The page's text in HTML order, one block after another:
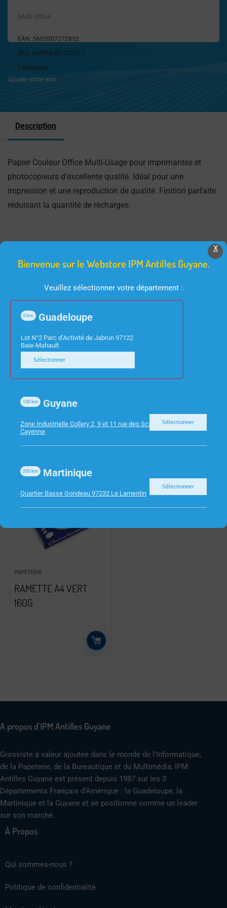
Multi Office
EAN: 5602007272852
SKU: RAMTA4BLC80G11
Catégories:
,
Ajouter votre avis
Description
Papier Couleur Office Multi-Usage pour imprimantes et
photocopieurs d’excellente qualité. Idéal pour une
impression et une reproduction de qualité. Finition parfaite
réduisant la quantité de recharges.
Produits Similaires
PAPETERIE
RAMETTE A4 JAUNE
SOLEIL 80G
PAPETERIE
AZUR 80G
PAPETERIE
RAMETTE A4 VERT
160G
A propos d'IPM Antilles Guyane
Grossiste à valeur ajoutée dans le monde de l’Informatique,
de la Papeterie, de la Bureautique et du Multimédia, IPM
Antilles Guyane est présent depuis 1987 sur les 3
Départements Français d’Amérique : la Guadeloupe, la
Martinique et la Guyane et se positionne comme un leader
sur son marché.
À Propos
Qui sommes-nous ?
Politique de confidentialité
X
Bienvenue sur le Webstore IPM Antilles Guyane.
Veuillez sélectionner votre département :
Guadeloupe
0 km
Lot N°2 Parc d’Activité de Jabrun 97122
Baie-Mahault
Sélectionner
Guyane
100 km
Zone Industrielle Collery 2, 9 et 11 rue des Scarabees 97300
Cayenne
Sélectionner
Martinique
200 km
Quartier Basse Gondeau 97232 Le Lamentin
Sélectionner